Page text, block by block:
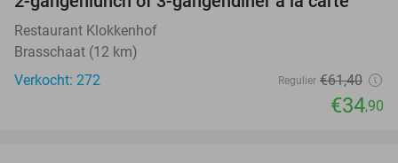
43%
Restaurant Klokkenhof
Brasschaat (12 km)
Verkocht: 272
Regulier €61,40
€34,90